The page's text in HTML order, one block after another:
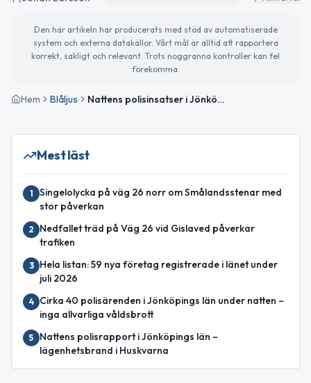
Den här artikeln har producerats med stöd av automatiserade
system och externa datakällor. Vårt mål är alltid att rapportera
korrekt, sakligt och relevant. Trots noggranna kontroller kan fel
förekomma.
Hem Blåljus Nattens polisinsatser i Jönköpings län: skadegörelse, olycka och gripande
Mest läst
1
Singelolycka på väg 26 norr om Smålandsstenar med
stor påverkan
2
Nedfallet träd på Väg 26 vid Gislaved påverkar
trafiken
3
Hela listan: 59 nya företag registrerade i länet under
juli 2026
4
Cirka 40 polisärenden i Jönköpings län under natten –
inga allvarliga våldsbrott
5
Nattens polisrapport i Jönköpings län –
lägenhetsbrand i Huskvarna